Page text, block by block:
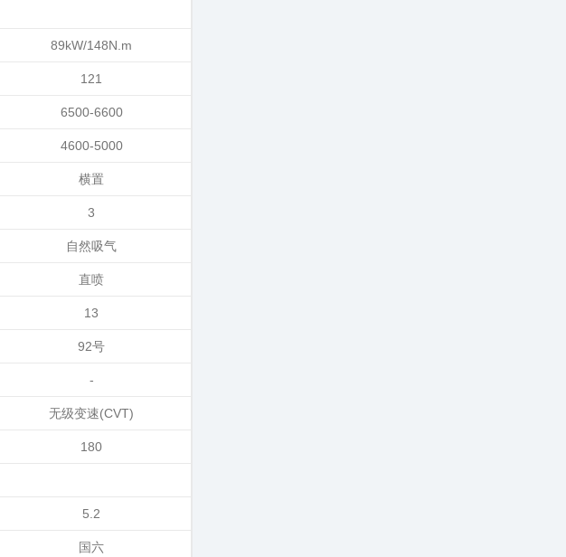
89kW/148N.m
121
6500-6600
4600-5000
横置
3
自然吸气
直喷
13
92号
-
无级变速(CVT)
180
5.2
国六